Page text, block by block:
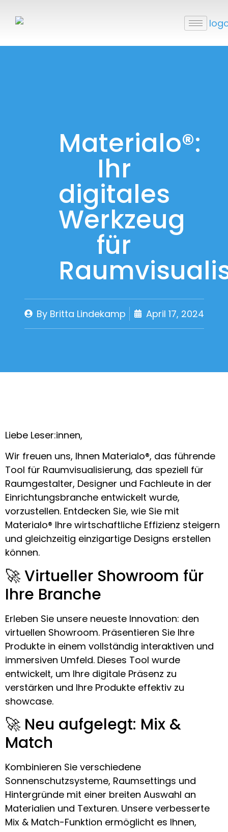
Materialo®:
Ihr
digitales
Werkzeug
für
ByBritta Lindekamp April 17, 2024
Liebe Leser:innen,
Wir freuen uns, Ihnen Materialo®, das führende
Tool für Raumvisualisierung, das speziell für
Raumgestalter, Designer und Fachleute in der
Einrichtungsbranche entwickelt wurde,
vorzustellen. Entdecken Sie, wie Sie mit
Materialo® Ihre wirtschaftliche Effizienz steigern
und gleichzeitig einzigartige Designs erstellen
können.
🚀 Virtueller Showroom für
Ihre Branche
Erleben Sie unsere neueste Innovation: den
virtuellen Showroom. Präsentieren Sie Ihre
Produkte in einem vollständig interaktiven und
immersiven Umfeld. Dieses Tool wurde
entwickelt, um Ihre digitale Präsenz zu
verstärken und Ihre Produkte effektiv zu
showcase.
🚀 Neu aufgelegt: Mix &
Match
Kombinieren Sie verschiedene
Sonnenschutzsysteme, Raumsettings und
Hintergründe mit einer breiten Auswahl an
Materialien und Texturen. Unsere verbesserte
Mix & Match-Funktion ermöglicht es Ihnen,